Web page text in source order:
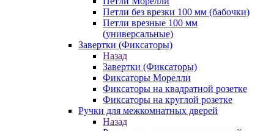
Петли без врезки 100 мм (бабочки)
Петли врезные 100 мм
(универсальные)
Завертки (Фиксаторы)
Назад
Завертки (Фиксаторы)
Фиксаторы Морелли
Фиксаторы на квадратной розетке
Фиксаторы на круглой розетке
Ручки для межкомнатных дверей
Назад